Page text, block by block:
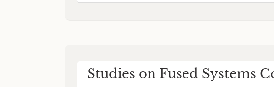
Studies on Fused Systems